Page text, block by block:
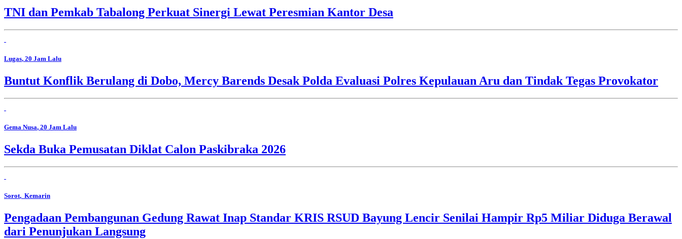
TNI dan Pemkab Tabalong Perkuat Sinergi Lewat Peresmian Kantor Desa
Lugas, 20 Jam Lalu
Buntut Konflik Berulang di Dobo, Mercy Barends Desak Polda Evaluasi Polres Kepulauan Aru dan Tindak Tegas Provokator
Gema Nusa, 20 Jam Lalu
Sekda Buka Pemusatan Diklat Calon Paskibraka 2026
Sorot, Kemarin
Pengadaan Pembangunan Gedung Rawat Inap Standar KRIS RSUD Bayung Lencir Senilai Hampir Rp5 Miliar Diduga Berawal
dari Penunjukan Langsung